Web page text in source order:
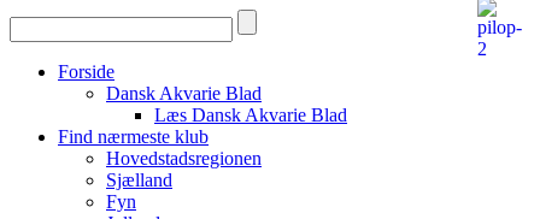
Forside
Dansk Akvarie Blad
Læs Dansk Akvarie Blad
Find nærmeste klub
Hovedstadsregionen
Sjælland
Fyn